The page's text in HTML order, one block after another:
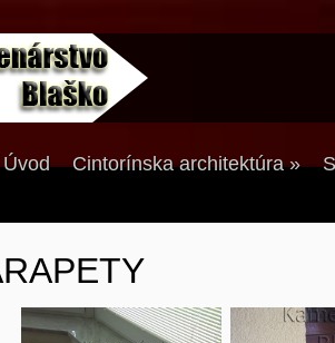
Úvod Cintorínska architektúra»